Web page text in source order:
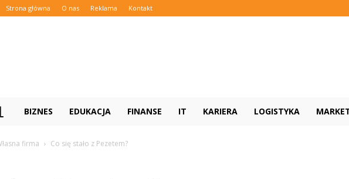
Strona główna O nas Reklama Kontakt
Aipuw.pl
BIZNES EDUKACJA FINANSE IT KARIERA LOGISTYKA
firma Co się stało z Pezetem?